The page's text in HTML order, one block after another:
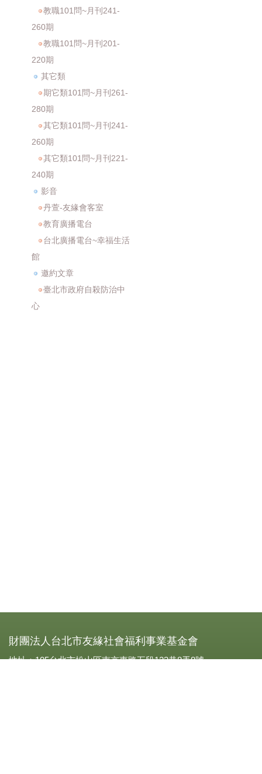
教職101問~月刊241-
260期
教職101問~月刊201-
220期
其它類
期它類101問~月刊261-
280期
其它類101問~月刊241-
260期
其它類101問~月刊221-
240期
影音
丹萱-友緣會客室
教育廣播電台
台北廣播電台~幸福生活
館
邀約文章
臺北市政府自殺防治中
心
財團法人台北市友緣社會福利事業基金會
地址：105台北市松山區南京東路五段123巷8弄8號